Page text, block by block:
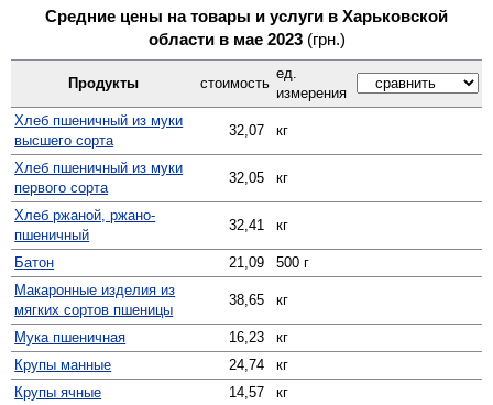
Средние цены на товары и услуги в Харьковской
области в мае 2023 (грн.)
Продукты стоимость
ед.
измерения
Хлеб пшеничный из муки
высшего сорта
32,07 кг
Хлеб пшеничный из муки
первого сорта
32,05 кг
Хлеб ржаной, ржано-
пшеничный
32,41 кг
Батон 21,09
500 г
Макаронные изделия из
мягких сортов пшеницы
38,65 кг
Мука пшеничная 16,23
кг
Крупы манные
24,74
кг
Крупы ячные
14,57
кг